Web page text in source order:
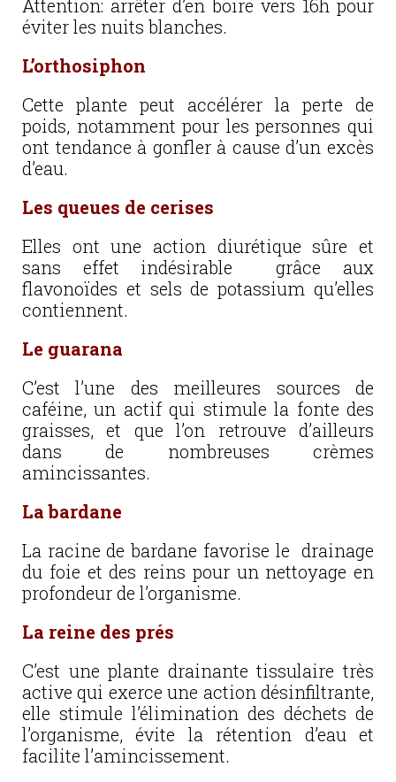
Attention: arrêter d’en boire vers 16h pour
éviter les nuits blanches.
L’orthosiphon
Cette plante peut accélérer la perte de
poids, notamment pour les personnes qui
ont tendance à gonfler à cause d’un excès
d’eau.
Les queues de cerises
Elles ont une action diurétique sûre et
sans effet indésirable grâce aux
flavonoïdes et sels de potassium qu’elles
contiennent.
Le guarana
C’est l’une des meilleures sources de
caféine, un actif qui stimule la fonte des
graisses, et que l’on retrouve d’ailleurs
dans de nombreuses crèmes
amincissantes.
La bardane
La racine de bardane favorise le drainage
du foie et des reins pour un nettoyage en
profondeur de l’organisme.
La reine des prés
C’est une plante drainante tissulaire très
active qui exerce une action désinfiltrante,
elle stimule l’élimination des déchets de
l’organisme, évite la rétention d’eau et
facilite l’amincissement.